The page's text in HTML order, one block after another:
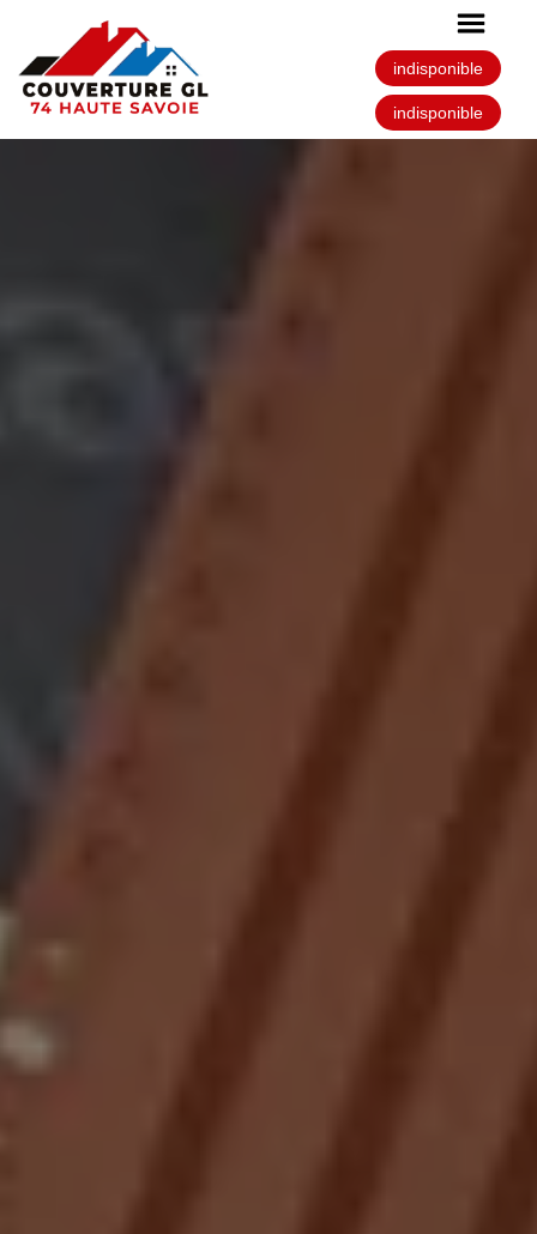
indisponible
indisponible